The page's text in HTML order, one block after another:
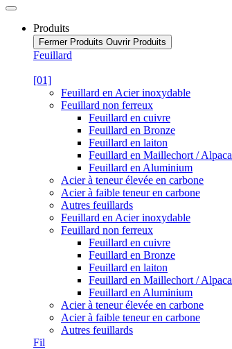
Produits
Fermer Produits Ouvrir Produits
Feuillard
[01]
Feuillard en Acier inoxydable
Feuillard non ferreux
Feuillard en cuivre
Feuillard en Bronze
Feuillard en laiton
Feuillard en Maillechort / Alpaca
Feuillard en Aluminium
Acier à teneur élevée en carbone
Acier à faible teneur en carbone
Autres feuillards
Feuillard en Acier inoxydable
Feuillard non ferreux
Feuillard en cuivre
Feuillard en Bronze
Feuillard en laiton
Feuillard en Maillechort / Alpaca
Feuillard en Aluminium
Acier à teneur élevée en carbone
Acier à faible teneur en carbone
Autres feuillards
Fil